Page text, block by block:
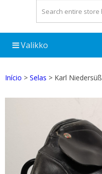
Valikko
Início > Selas > Karl Niedersüß